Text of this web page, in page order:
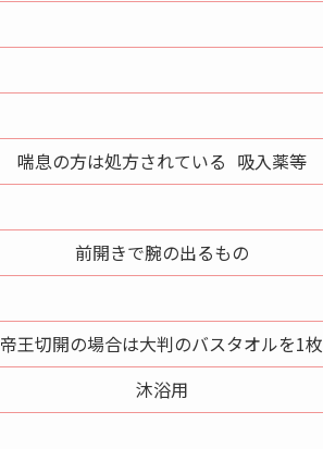
喘息の方は処方されている 吸入薬等
前開きで腕の出るもの
帝王切開の場合は大判のバスタオルを1枚
沐浴用